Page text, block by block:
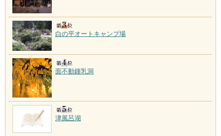
白の平オートキャンプ場
面不動鍾乳洞
津風呂湖